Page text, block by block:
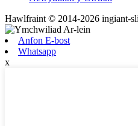
Hawlfraint © 2014-2026 ingiant-
Anfon E-bost
Whatsapp
x